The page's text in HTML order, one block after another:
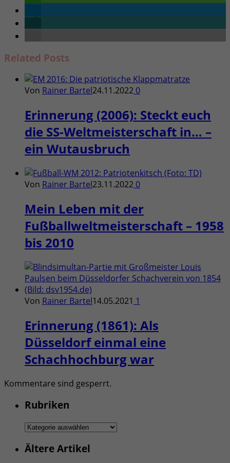
Related Posts
Von Rainer Bartel24.11.2022 0
Erinnerung (2006): Steckt euch
die SS-Weltmeisterschaft in… –
ein Wutausbruch
Von Rainer Bartel23.11.2022 0
Mein Leben mit der
Fußballweltmeisterschaft – 1958
bis 2010
Von Rainer Bartel14.05.2021 1
Erinnerung (1861): Als
Düsseldorf einmal eine
Schachhochburg war
Kommentare sind gesperrt.
Rubriken
Rubriken
Ältere Artikel